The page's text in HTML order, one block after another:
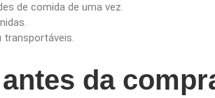
de comida de uma vez.
transportáveis.
da